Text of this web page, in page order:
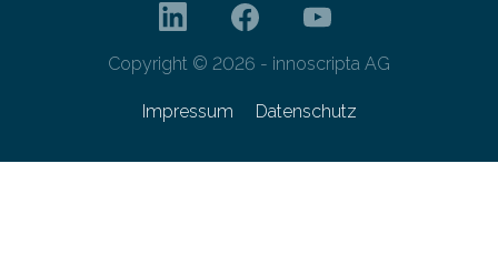
Copyright © 2026 - innoscripta AG
Impressum Datenschutz